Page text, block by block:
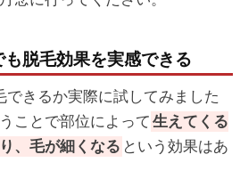
も脱毛効果を実感できる
できるか実際に試してみました
ことで部位によって 生えてくる
、毛が細くなる という効果はあ